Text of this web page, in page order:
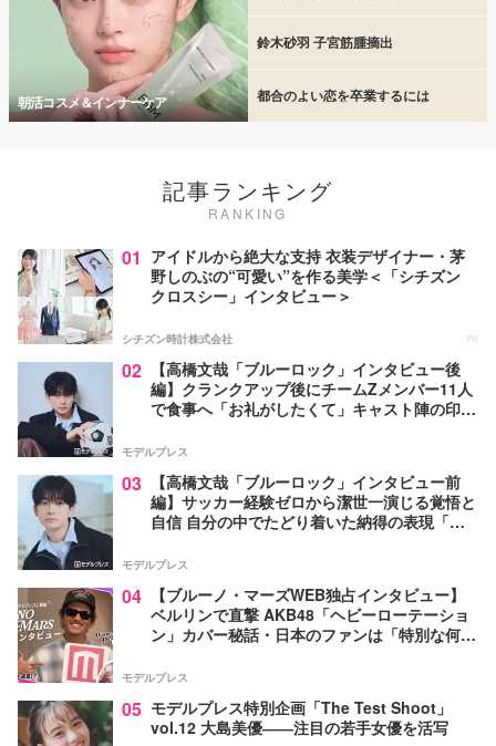
朝活コスメ＆インナーケア
鈴木砂羽 子宮筋腫摘出
都合のよい恋を卒業するには
記事ランキング
RANKING
01 アイドルから絶大な支持 衣装デザイナー・茅
野しのぶの“可愛い”を作る美学＜「シチズン
クロスシー」インタビュー＞
シチズン時計株式会社 PR
02
【高橋文哉「ブルーロック」インタビュー後
編】クランクアップ後にチームZメンバー11人
で食事へ「お礼がしたくて」キャスト陣の印象
モデルプレス
03
【高橋文哉「ブルーロック」インタビュー前
編】サッカー経験ゼロから潔世一演じる覚悟と
自信 自分の中でたどり着いた納得の表現「一
モデルプレス
04
【ブルーノ・マーズWEB独占インタビュー】
ベルリンで直撃 AKB48「ヘビーローテーショ
ン」カバー秘話・日本のファンは「特別な何か
モデルプレス
05 モデルプレス特別企画「The Test Shoot」
vol.12 大島美優――注目の若手女優を活写